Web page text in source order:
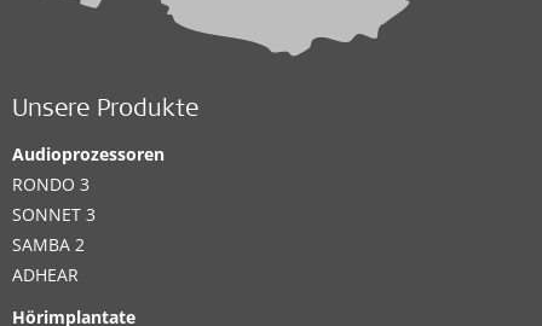
Unsere Produkte
Audioprozessoren
RONDO 3
SONNET 3
SAMBA 2
ADHEAR
Hörimplantate